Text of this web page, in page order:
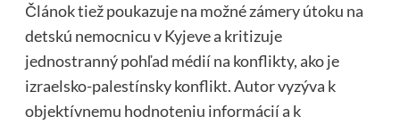
Článok tiež poukazuje na možné zámery útoku na
detskú nemocnicu v Kyjeve a kritizuje
jednostranný pohľad médií na konflikty, ako je
izraelsko-palestínsky konflikt. Autor vyzýva k
objektívnemu hodnoteniu informácií a k